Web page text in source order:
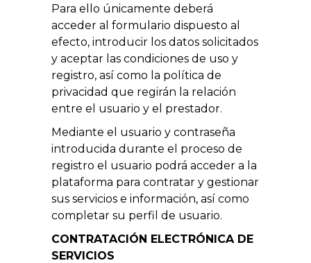
Para ello únicamente deberá
acceder al formulario dispuesto al
efecto, introducir los datos solicitados
y aceptar las condiciones de uso y
registro, así como la política de
privacidad que regirán la relación
entre el usuario y el prestador.
Mediante el usuario y contraseña
introducida durante el proceso de
registro el usuario podrá acceder a la
plataforma para contratar y gestionar
sus servicios e información, así como
completar su perfil de usuario.
CONTRATACIÓN ELECTRÓNICA DE
SERVICIOS